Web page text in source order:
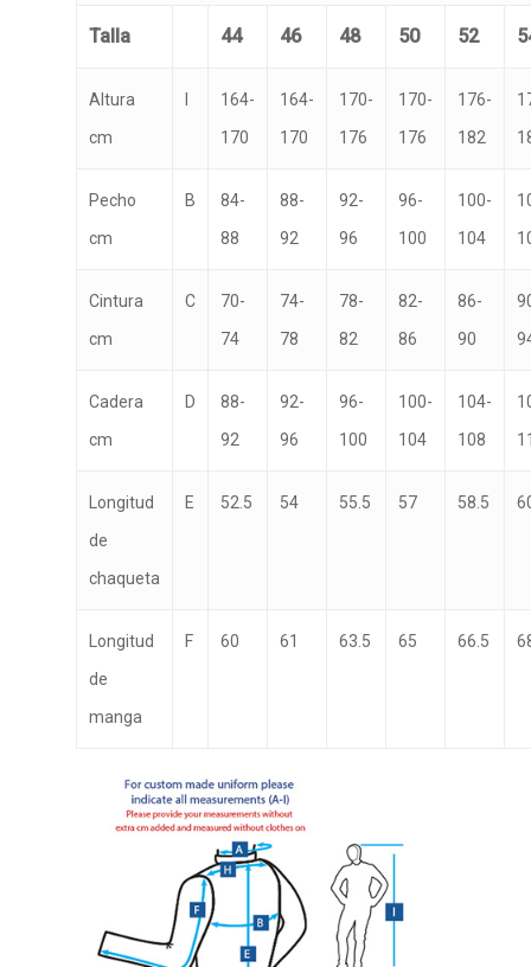
Talla 44 46 48 50 52
Altura
cm
164-
170
164-
170
170-
176
170-
176
176-
182
Pecho
cm
B
84-
88
88-
92
92-
96
96-
100
100-
104
Cintura
cm
C
70-
74
74-
78
78-
82
82-
86
86-
90
Cadera
cm
D
88-
92
92-
96
96-
100
100-
104
104-
108
Longitud
de
chaqueta
E 52.5 54 55.5 57 58.5
Longitud
de
manga
F 60 61 63.5 65 66.5